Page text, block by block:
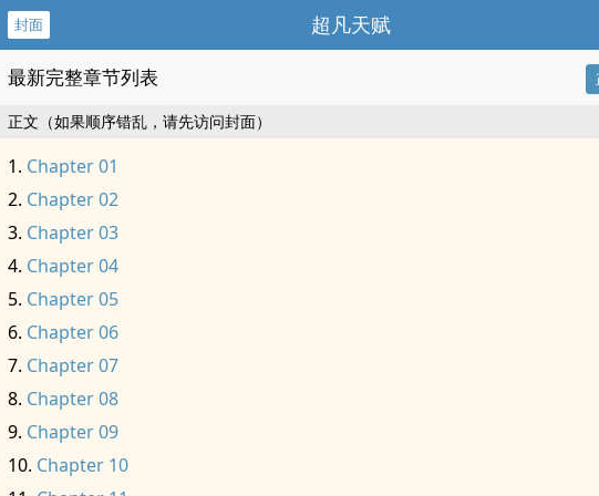
封面 超凡天赋
最新完整章节列表
正文（如果顺序错乱，请先访问封面）
Chapter 01
Chapter 02
Chapter 03
Chapter 04
Chapter 05
Chapter 06
Chapter 07
Chapter 08
Chapter 09
Chapter 10